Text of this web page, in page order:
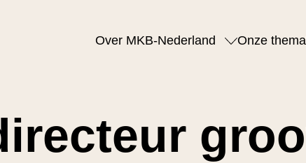
Over MKB-Nederland Onze